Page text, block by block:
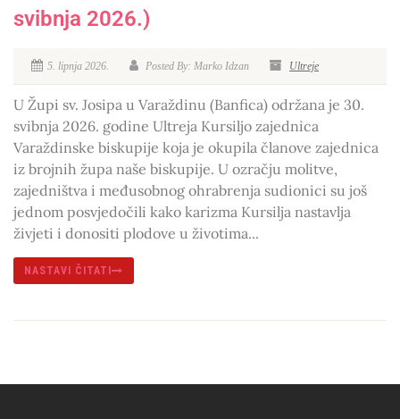
svibnja 2026.)
5. lipnja 2026. Posted By: Marko Idzan Ultreje
U Župi sv. Josipa u Varaždinu (Banfica) održana je 30.
svibnja 2026. godine Ultreja Kursiljo zajednica
Varaždinske biskupije koja je okupila članove zajednica
iz brojnih župa naše biskupije. U ozračju molitve,
zajedništva i međusobnog ohrabrenja sudionici su još
jednom posvjedočili kako karizma Kursilja nastavlja
živjeti i donositi plodove u životima...
NASTAVI ČITATI